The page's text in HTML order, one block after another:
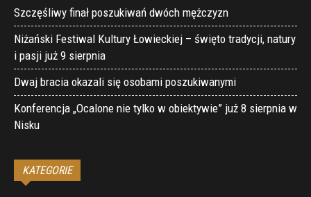
Szczęśliwy finał poszukiwań dwóch mężczyzn
Niżański Festiwal Kultury Łowieckiej – święto tradycji, natury
i pasji już 9 sierpnia
Dwaj bracia okazali się osobami poszukiwanymi
Konferencja „Ocalone nie tylko w obiektywie” już 8 sierpnia w
Nisku
KATEGORIE